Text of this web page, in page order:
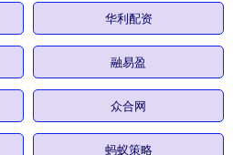
华利配资
融易盈
众合网
蚂蚁策略